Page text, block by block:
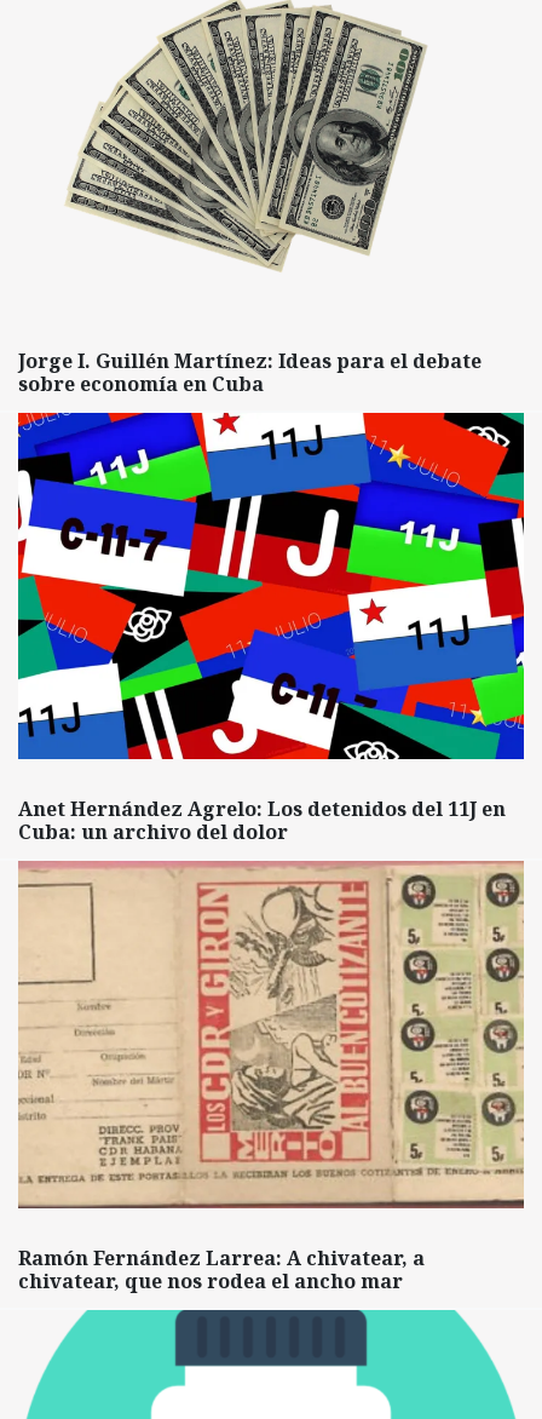
Jorge I. Guillén Martínez: Ideas para el debate
sobre economía en Cuba
Anet Hernández Agrelo: Los detenidos del 11J en
Cuba: un archivo del dolor
Ramón Fernández Larrea: A chivatear, a
chivatear, que nos rodea el ancho mar